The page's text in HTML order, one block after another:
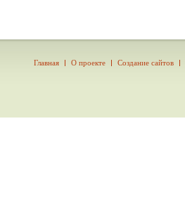
Главная О проекте Создание сайтов